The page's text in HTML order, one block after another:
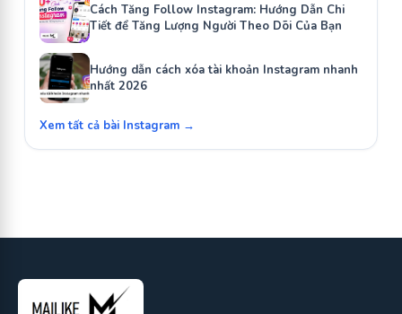
Cách Tăng Follow Instagram: Hướng Dẫn Chi
Tiết để Tăng Lượng Người Theo Dõi Của Bạn
Hướng dẫn cách xóa tài khoản Instagram nhanh
nhất 2026
Xem tất cả bài Instagram →